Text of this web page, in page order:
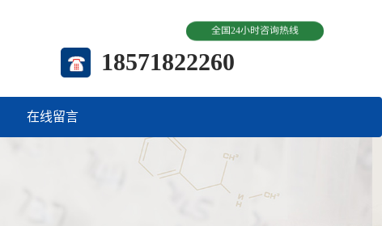
全国24小时咨询热线
18571822260
在线留言